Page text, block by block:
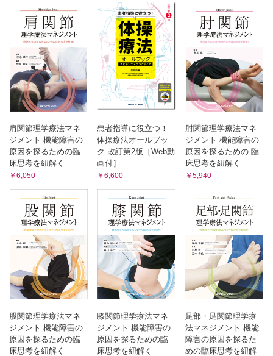
1 肩関節屈曲MMT
2 肩関節外転MMT
3 肩関節外旋MMT（棘下筋）
4 棘上筋のMMT
5 肩甲下筋のMMT
6-3．肩関節ROM運動
1 肩関節屈曲ROM運動
2 肩関節外転ROM運動
3 肩関節外旋・内旋ROM運動
4 肩甲骨のprotractionを抑制する
1 肩関節屈曲・外転筋力（アウターマッスル）
2 肩関節外転筋力（棘上筋：インナーマッスル）
3 肩関節外旋筋力（棘下筋：インナーマッスル）
4 肩関節内旋筋力増強運動（肩甲下筋：インナーマッスル）
7章 脊椎，姿勢の計測と治療
2 胸椎後弯を有する症例のROM検査
3 胸椎後弯の運動療法
4 腰痛の運動療法（ワンポイント）
8章 歩行観察
8-1．バイオメカニクスの基本
8-2．正常歩行
8-3．歩行観察のポイント
1 歩行観察のポイント
2 膝関節疾患の観察のポイント
3 股関節疾患の観察のポイント
9章 情報の集め方と症例への応用方法
1 論文の検索収集方法
2 日本語の論文
3 英語の論文
B．回復期の下肢ROM検査
1 膝関節ROM検査
2 股関節ROM検査
3 回復期の足関節ROM検査
C．急性期の下肢MMT
1 膝関節MMT
2 股関節MMT
3 足関節MMT
1 膝関節MMT
2 股関節MMT
3 足関節MMT
5章 症例（膝関節，股関節）を想定したROM運動と筋力増
5-1．基本的な治療の進め方
A．症例にあった具体的なROM運動の実施
B．症例にあった具体的な筋力増強運動の実施
5-2．膝関節疾患術後
A．膝関節疾患術後のROM運動
1 膝関節屈曲ROM運動
2 膝関節伸展ROM運動
B．膝関節疾患術後の筋力増強運動
5-3．股関節疾患術後
A．股関節疾患術後のROM運動
1 股関節屈曲ROM運動
肩関節理学療法マネ
ジメント 機能障害の
原因を探るための臨
床思考を紐解く
￥6,050
患者指導に役立つ！
体操療法オールブッ
ク 改訂第2版［Web動
画付］
￥6,600
肘関節理学療法マネ
ジメント 機能障害の
原因を探るための 臨
床思考を紐解く
￥5,940
股関節理学療法マネ
ジメント 機能障害の
原因を探るための臨
床思考を紐解く
膝関節理学療法マネ
ジメント 機能障害の
原因を探るための臨
床思考を紐解く
足部・足関節理学療
法マネジメント 機能
障害の原因を探るた
めの臨床思考を紐解